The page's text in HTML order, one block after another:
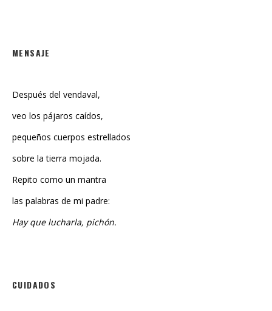
veo los pájaros caídos,
pequeños cuerpos estrellados
sobre la tierra mojada.
Repito como un mantra
las palabras de mi padre:
Hay que lucharla, pichón.